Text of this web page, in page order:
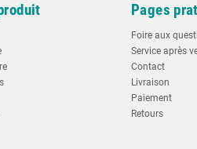
Pages
Foire aux
Service après
Contact
Livraison
Paiement
Retours